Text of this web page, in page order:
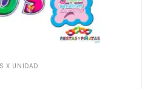
X UNIDAD